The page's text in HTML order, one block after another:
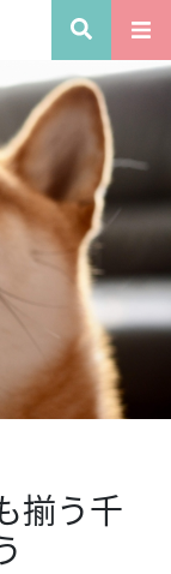
揃う千